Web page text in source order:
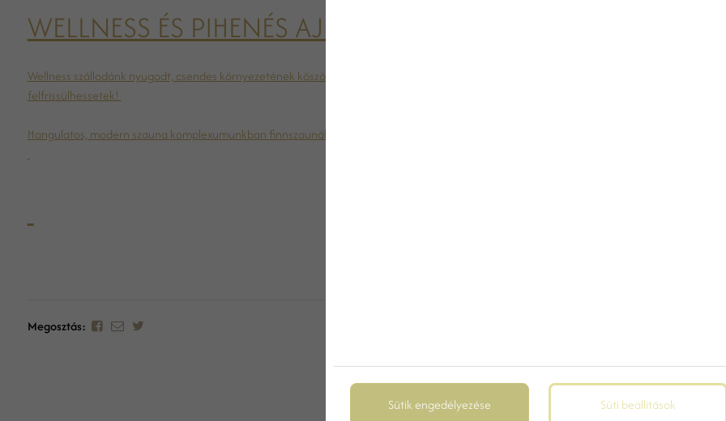
WELLNESS ÉS PIHENÉS AJKÁN
Wellness szállodánk nyugodt, csendes környezetének köszönhetően zavartalan pihenést biztosít számotokra – hogy testileg és lelkileg is
felfrissülhessetek!
Hangulatos, modern szauna komplexumunkban finnszaunák, infraszauna, gőzkabin, illatkamra, sókamra, segítik a testi és lelki feltöltődést.
Megosztás:
Sütik engedélyezése Süti beállítások